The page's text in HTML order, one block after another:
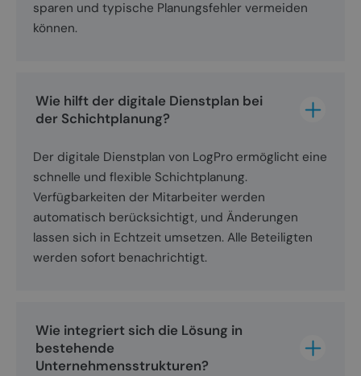
sparen und typische Planungsfehler vermeiden
können.
Wie hilft der digitale Dienstplan bei
der Schichtplanung?
Der digitale Dienstplan von LogPro ermöglicht eine
schnelle und flexible Schichtplanung.
Verfügbarkeiten der Mitarbeiter werden
automatisch berücksichtigt, und Änderungen
lassen sich in Echtzeit umsetzen. Alle Beteiligten
werden sofort benachrichtigt.
Wie integriert sich die Lösung in
bestehende
Unternehmensstrukturen?